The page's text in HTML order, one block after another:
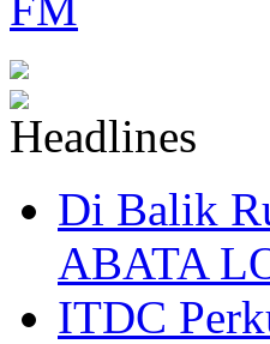
Di Balik
ABATA
ITDC